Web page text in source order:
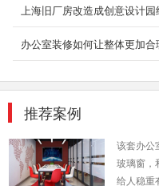
上海旧厂房改造成创意设计园
办公室装修如何让整体更加合
推荐案例
创意办公
本案设计
以公司为
自由进行
2018-
该套办公
玻璃窗，
给人稳重